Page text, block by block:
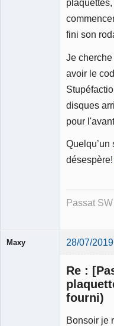
fini son
Je
avoir le
disques
pour
désespère!
Passat
Maxy 28/07/
Re :
fourni)
Bonsoir je